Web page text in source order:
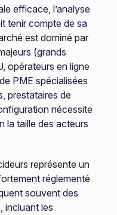
efficace, l’analyse
tenir compte de sa
est dominé par
(grands
opérateurs en ligne
PME spécialisées
prestataires de
nécessite
la taille des acteurs
représente un
réglementé
souvent des
incluant les